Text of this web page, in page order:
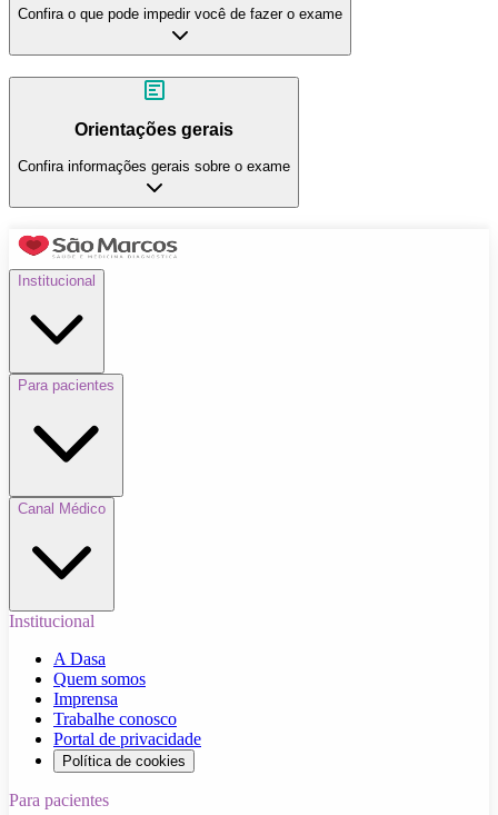
Confira o que pode impedir você de fazer o exame
Orientações gerais
Confira informações gerais sobre o exame
Institucional
Para pacientes
Canal Médico
Institucional
A Dasa
Quem somos
Imprensa
Trabalhe conosco
Portal de privacidade
Política de cookies
Para pacientes